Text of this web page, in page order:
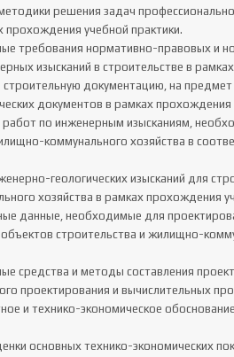
решения задач
прохождения учебной практики.
изысканий в строительстве в
строительную документацию, на
документов в рамках прохождения
коммунального хозяйства в
геологических изысканий для
хозяйства в рамках прохождения
строительства и жилищно-
проектирования и вычислительных
основных технико-экономических